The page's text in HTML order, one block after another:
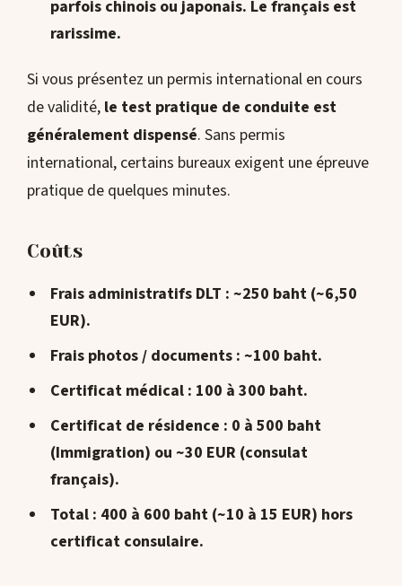
parfois chinois ou japonais. Le français est
rarissime.
Si vous présentez un permis international en cours
de validité, le test pratique de conduite est
généralement dispensé. Sans permis
international, certains bureaux exigent une épreuve
pratique de quelques minutes.
Coûts
Frais administratifs DLT : ~250 baht (~6,50
EUR).
Frais photos / documents : ~100 baht.
Certificat médical : 100 à 300 baht.
Certificat de résidence : 0 à 500 baht
(Immigration) ou ~30 EUR (consulat
français).
Total : 400 à 600 baht(~10 à 15 EUR) hors
certificat consulaire.